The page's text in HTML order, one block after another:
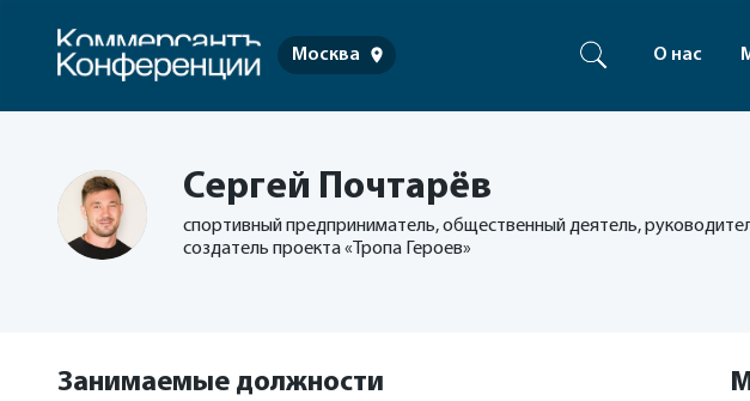
Москва О нас
Сергей Почтарёв
спортивный предприниматель, общественный деятель,
создатель проекта «Тропа Героев»
Занимаемые должности